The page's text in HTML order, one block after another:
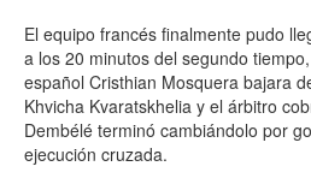
El equipo francés finalmente pudo
a los 20 minutos del segundo
español Cristhian Mosquera bajara
Khvicha Kvaratskhelia y el árbitro
Dembélé terminó cambiándolo por
ejecución cruzada.